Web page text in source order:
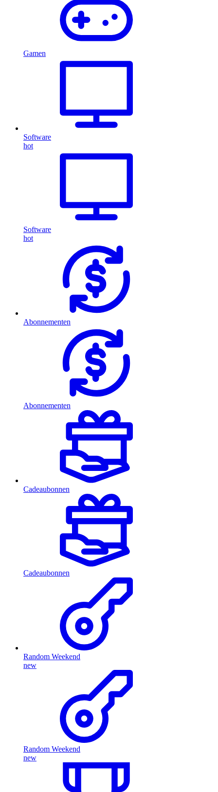
Gamen
Software
hot
Software
hot
Abonnementen
Abonnementen
Cadeaubonnen
Cadeaubonnen
Random Weekend
new
Random Weekend
new